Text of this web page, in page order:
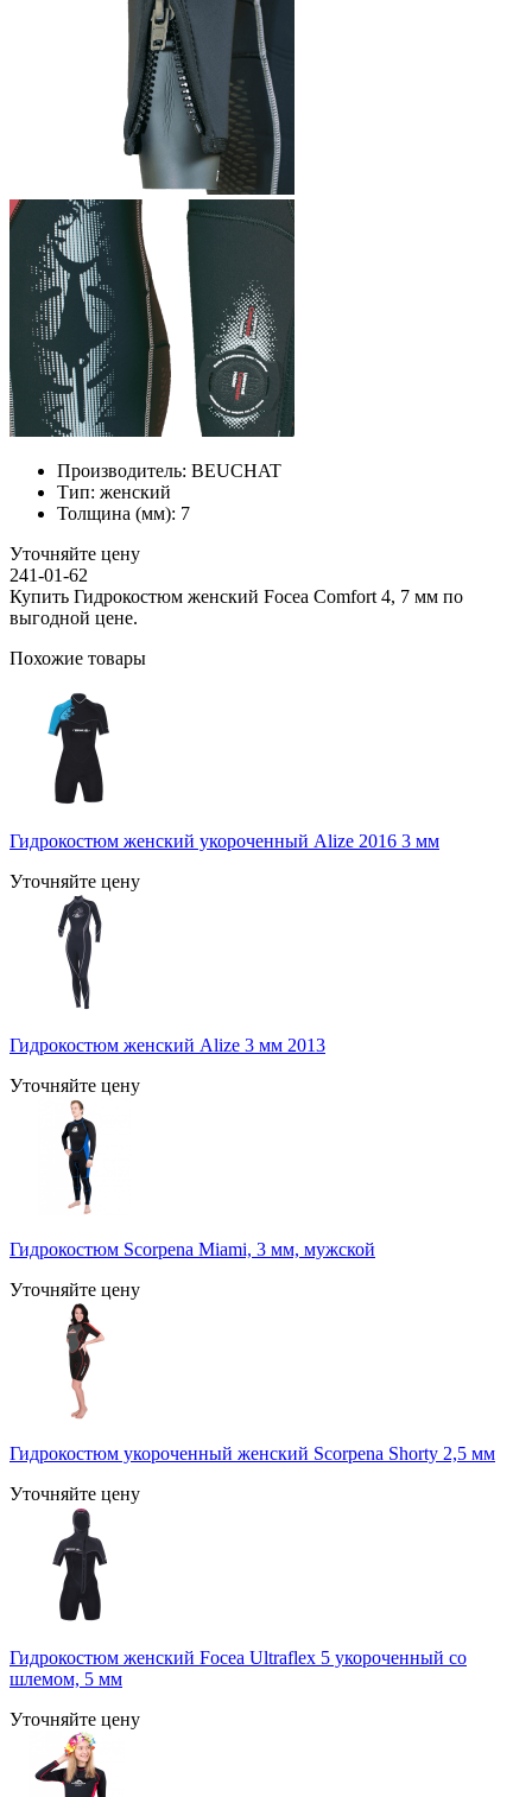
Производитель: BEUCHAT
Тип: женский
Толщина (мм): 7
Уточняйте цену
241-01-62
Купить Гидрокостюм женский Focea Comfort 4, 7 мм по
выгодной цене.
Похожие товары
Гидрокостюм женский укороченный Alize 2016 3 мм
Уточняйте цену
Гидрокостюм женский Alize 3 мм 2013
Уточняйте цену
Гидрокостюм Scorpena Miami, 3 мм, мужcкой
Уточняйте цену
Гидрокостюм укороченный женский Scorpena Shorty 2,5 мм
Уточняйте цену
Гидрокостюм женский Focea Ultraflex 5 укороченный со
шлемом, 5 мм
Уточняйте цену